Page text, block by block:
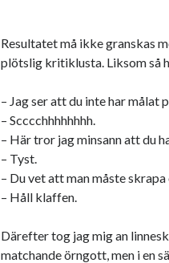
Resultatet må ikke granskas
plötslig kritiklusta. Liksom så
– Jag ser att du inte har målat
– Scccchhhhhhhh.
– Här tror jag minsann att du
– Tyst.
– Du vet att man måste
– Håll klaffen.
Därefter tog jag mig an
matchande örngott, men i en